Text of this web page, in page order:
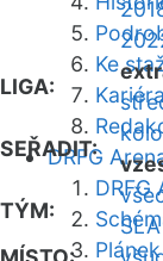
Ke
DRFG
DRFG
LIGA:
SEŘADIT:
kolo
TÝM:
SLA